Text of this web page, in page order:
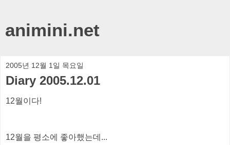
animini.net
2005년 12월 1일 목요일
Diary 2005.12.01
12월이다!
12월을 평소에 좋아했는데...